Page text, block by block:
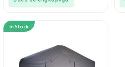
In Stock